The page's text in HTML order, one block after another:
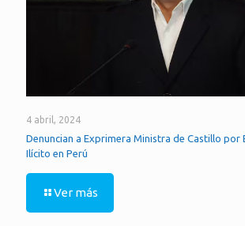
4 abril, 2024
Denuncian a Exprimera Ministra de Castillo por
Ilícito en Perú
Ver más